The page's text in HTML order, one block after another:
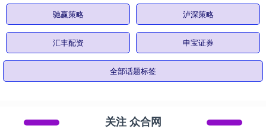
驰赢策略 泸深策略
汇丰配资 申宝证券
全部话题标签
关注 众合网